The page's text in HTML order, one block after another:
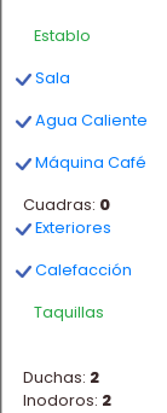
Establo
Sala
Agua Caliente
Máquina Café
Cuadras: 0
Exteriores
Calefacción
Taquillas
Duchas: 2
Inodoros: 2